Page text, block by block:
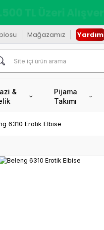
Mağazamız Yardım
&
Pijama
Takımı
6310 Erotik Elbise